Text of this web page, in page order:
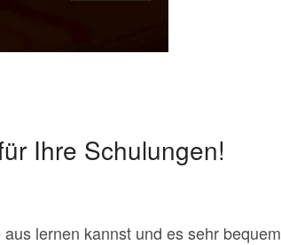
Ihre Schulungen!
lernen kannst und es sehr bequem